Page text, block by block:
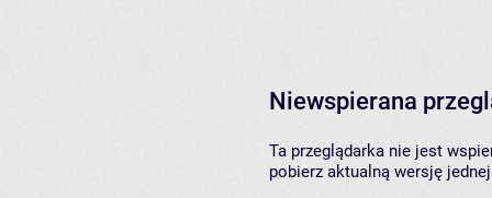
Niewspierana
Ta przeglądarka nie jest
pobierz aktualną wersję